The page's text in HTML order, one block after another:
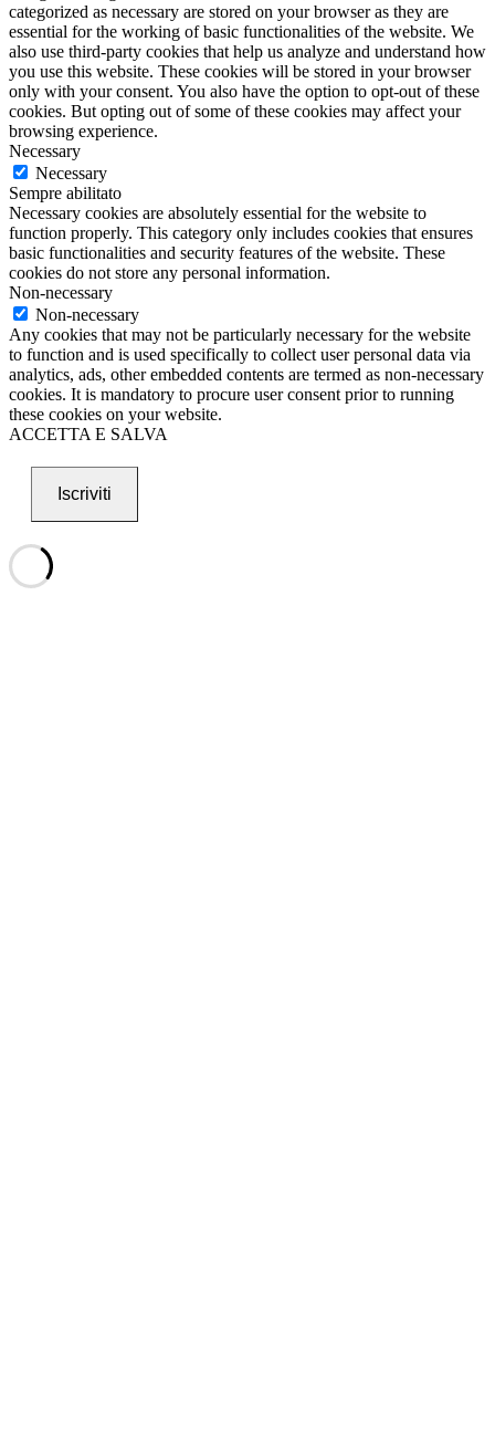
categorized as necessary are stored on your browser as they are
essential for the working of basic functionalities of the website. We
also use third-party cookies that help us analyze and understand how
you use this website. These cookies will be stored in your browser
only with your consent. You also have the option to opt-out of these
cookies. But opting out of some of these cookies may affect your
browsing experience.
Necessary
Necessary
Sempre abilitato
Necessary cookies are absolutely essential for the website to
function properly. This category only includes cookies that ensures
basic functionalities and security features of the website. These
cookies do not store any personal information.
Non-necessary
Non-necessary
Any cookies that may not be particularly necessary for the website
to function and is used specifically to collect user personal data via
analytics, ads, other embedded contents are termed as non-necessary
cookies. It is mandatory to procure user consent prior to running
these cookies on your website.
ACCETTA E SALVA
Iscriviti